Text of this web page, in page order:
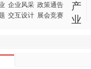
企业风采 政策通告
交互设计 展会竞赛
产
业